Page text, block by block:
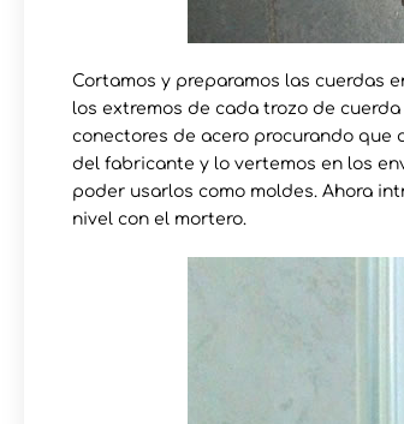
Cortamos y preparamos las cuerdas
los extremos de cada trozo de
conectores de acero procurando que
del fabricante y lo vertemos en los
poder usarlos como moldes. Ahora
nivel con el mortero.